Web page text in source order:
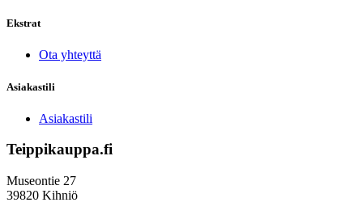
Ekstrat
Ota yhteyttä
Asiakastili
Asiakastili
Teippikauppa.fi
Museontie 27
39820 Kihniö